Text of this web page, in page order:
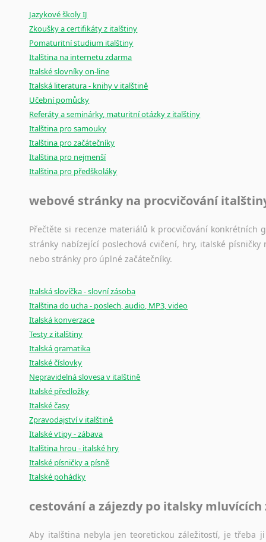
poradny a pravidla
Jazykové školy IJ
Zkoušky a certifikáty z italštiny
Pomaturitní studium italštiny
Italština na internetu zdarma
Italské slovníky on-line
Italská literatura - knihy v italštině
Učební pomůcky
Referáty a seminárky, maturitní otázky z italštiny
Italština pro samouky
Italština pro začátečníky
Italština pro nejmenší
Italština pro předškoláky
webové stránky na procvičování
Přečtěte si recenze materiálů k procvičování
stránky nabízející poslechová cvičení, hry, italské
nebo stránky pro úplné začátečníky.
Italská slovíčka - slovní zásoba
Italština do ucha - poslech, audio, MP3, video
Italská konverzace
Testy z italštiny
Italská gramatika
Italské číslovky
Nepravidelná slovesa v italštině
Italské předložky
Italské časy
Zpravodajství v italštině
Italské vtipy - zábava
Italština hrou - italské hry
Italské písničky a písně
Italské pohádky
cestování a zájezdy po italsky mluvících
Aby italština nebyla jen teoretickou záležitostí, je třeba